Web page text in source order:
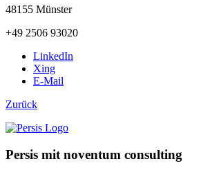
48155 Münster
+49 2506 93020
LinkedIn
Xing
E-Mail
Zurück
Persis mit noventum consulting